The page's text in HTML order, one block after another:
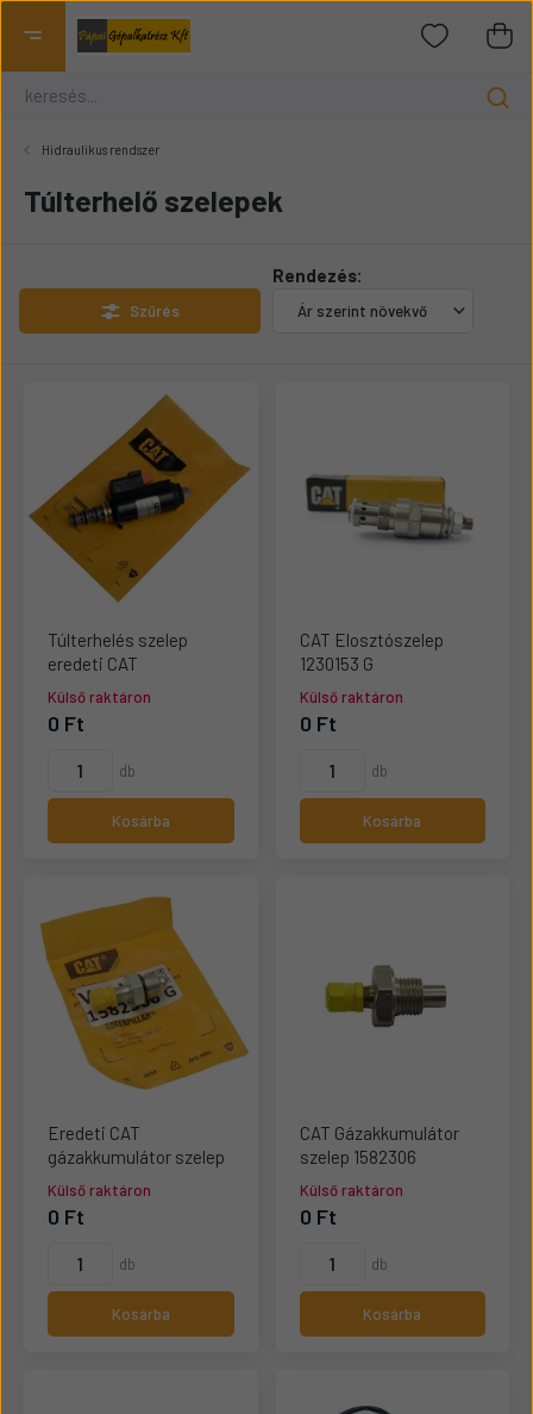
Hidraulikus rendszer
Túlterhelő szelepek
Szűrés
Rendezés:
Túlterhelés szelep
eredeti CAT
Külső raktáron
0 Ft
db
Kosárba
CAT Elosztószelep
1230153 G
Külső raktáron
0 Ft
db
Kosárba
Eredeti CAT
gázakkumulátor szelep
Külső raktáron
0 Ft
db
Kosárba
CAT Gázakkumulátor
szelep 1582306
Külső raktáron
0 Ft
db
Kosárba